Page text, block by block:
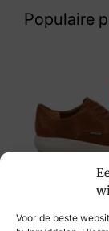
Voor de beste
Populaire